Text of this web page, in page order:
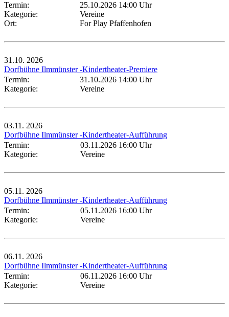
Termin:
25.10.2026 14:00 Uhr
Kategorie:
Vereine
Ort:
For Play Pfaffenhofen
31.10. 2026
Dorfbühne Ilmmünster -Kindertheater-Premiere
Termin:
31.10.2026 14:00 Uhr
Kategorie:
Vereine
03.11. 2026
Dorfbühne Ilmmünster -Kindertheater-Aufführung
Termin:
03.11.2026 16:00 Uhr
Kategorie:
Vereine
05.11. 2026
Dorfbühne Ilmmünster -Kindertheater-Aufführung
Termin:
05.11.2026 16:00 Uhr
Kategorie:
Vereine
06.11. 2026
Dorfbühne Ilmmünster -Kindertheater-Aufführung
Termin:
06.11.2026 16:00 Uhr
Kategorie:
Vereine